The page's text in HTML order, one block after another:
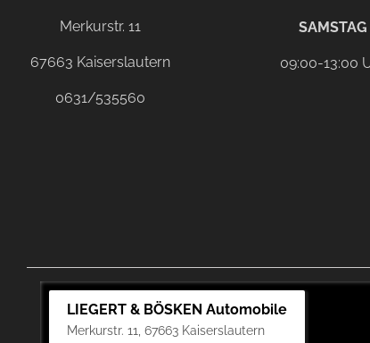
Merkurstr. 11
67663 Kaiserslautern
0631/535560
SAMSTAG
09:00-13:00
LIEGERT & BÖSKEN Automobile
Merkurstr. 11, 67663 Kaiserslautern